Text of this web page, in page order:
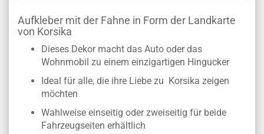
Aufkleber mit der Fahne in Form der Landkarte
von Korsika
Dieses Dekor macht das Auto oder das
Wohnmobil zu einem einzigartigen Hingucker
Ideal für alle, die ihre Liebe zu Korsika zeigen
möchten
Wahlweise einseitig oder zweiseitig für beide
Fahrzeugseiten erhältlich